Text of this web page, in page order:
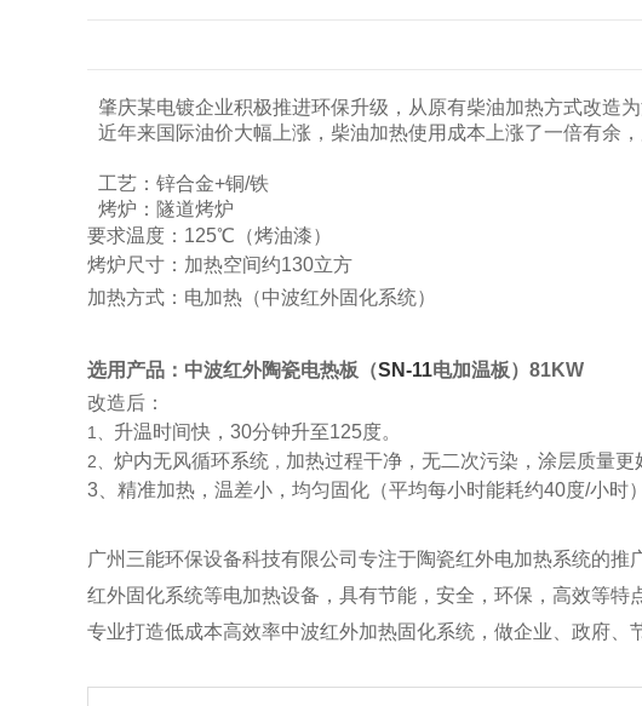
肇庆某电镀企业积极推进环保升级，从原有柴油加热方式改造
近年来国际油价大幅上涨，柴油加热使用成本上涨了一倍有余
工艺：锌合金+铜/铁
烤炉：隧道烤炉
要求温度： 125℃ （烤油漆）
烤炉尺寸：加热空间约130立方
加热方式：电加热（中波红外固化系统）
选用产品： 中波红外陶瓷电热板（SN-11电加温板）81KW
改造后：
1、 升温时间快，30分钟升至125度。
2、 炉内无风循环系统 ， 加热过程干净，无二次污染，涂层质量更
3、精准加热，温差小，均匀固化（平均每小时能耗约40度/小时）
广州三能环保设备科技有限公司专注于陶瓷红外电加热系统的
红外固化系统等电加热设备，具有节能，安全，环保，高效等特
专业打造低成本高效率中波红外加热固化系统，做企业、政府、